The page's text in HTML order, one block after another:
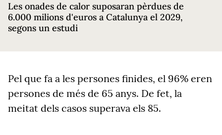
Les onades de calor suposaran pèrdues de
6.000 milions d'euros a Catalunya el 2029,
segons un estudi
Pel que fa a les persones finides, el 96% eren
persones de més de 65 anys. De fet, la
meitat dels casos superava els 85.